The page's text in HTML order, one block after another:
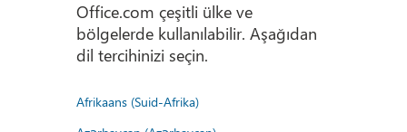
Office.com çeşitli ülke ve
bölgelerde kullanılabilir. Aşağıdan
dil tercihinizi seçin.
Afrikaans (Suid-Afrika)